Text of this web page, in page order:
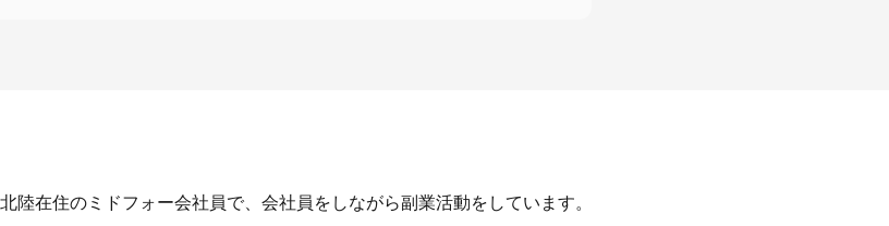
陸在住のミドフォー会社員で、会社員をしながら副業活動をしています。